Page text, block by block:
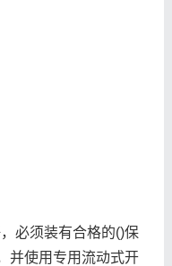
必须装有合格的()保
并使用专用流动式开